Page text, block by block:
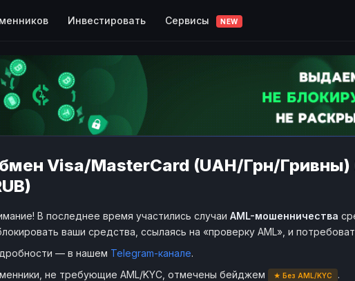
Инвестировать Сервисы NEW
Visa/MasterCard (UAH/Грн/Гривны)
В последнее время участились случаи AML-мошенничества
ваши средства, ссылаясь на «проверку AML», и
— в нашем Telegram-канале.
не требующие AML/KYC, отмечены бейджем
★ Без AML/KYC
.